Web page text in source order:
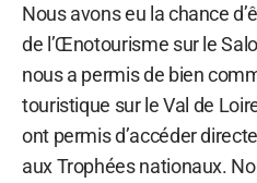
Nous avons eu la chance
de l’Œnotourisme sur le
nous a permis de bien
touristique sur le Val de
ont permis d’accéder
aux Trophées nationaux.